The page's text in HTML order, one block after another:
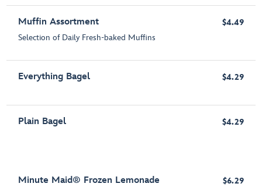
Muffin Assortment
Selection of Daily Fresh-baked Muffins
$4.49
Everything Bagel $4.29
Plain Bagel $4.29
Minute Maid® Frozen Lemonade $6.29